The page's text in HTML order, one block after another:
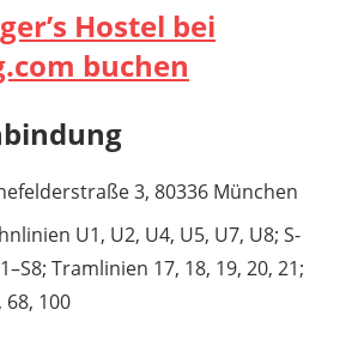
Hostel bei
buchen
3, 80336 München
U1, U2, U4, U5, U7, U8; S-
Tramlinien 17, 18, 19, 20, 21;
68, 100